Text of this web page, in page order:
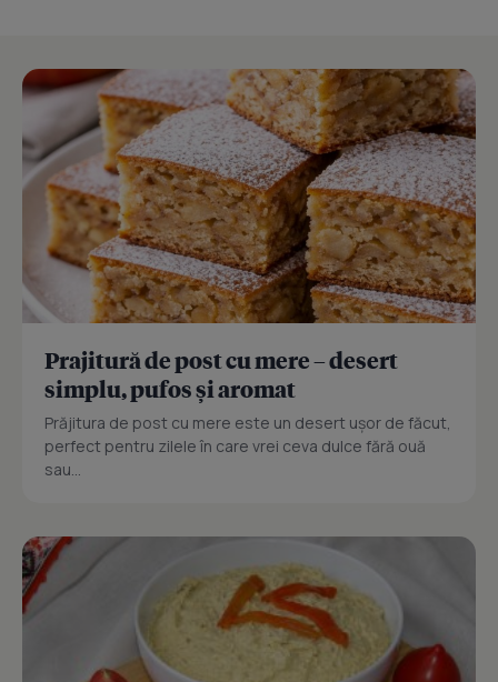
Prajitură de post cu mere – desert
simplu, pufos și aromat
Prăjitura de post cu mere este un desert ușor de făcut,
perfect pentru zilele în care vrei ceva dulce fără ouă
sau...